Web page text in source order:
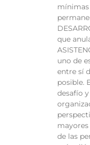
mínimas
que
uno de
entre sí
posible.
desafío
de las